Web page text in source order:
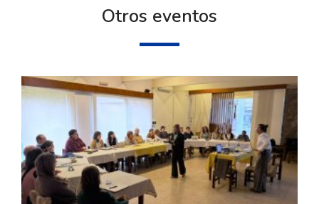
Otros eventos